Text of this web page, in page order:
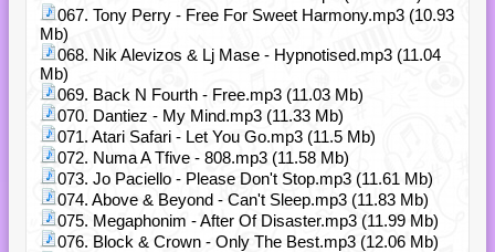
067. Tony Perry - Free For Sweet Harmony.mp3 (10.93
Mb)
068. Nik Alevizos & Lj Mase - Hypnotised.mp3 (11.04
Mb)
069. Back N Fourth - Free.mp3 (11.03 Mb)
070. Dantiez - My Mind.mp3 (11.33 Mb)
071. Atari Safari - Let You Go.mp3 (11.5 Mb)
072. Numa A Tfive - 808.mp3 (11.58 Mb)
073. Jo Paciello - Please Don't Stop.mp3 (11.61 Mb)
074. Above & Beyond - Can't Sleep.mp3 (11.83 Mb)
075. Megaphonim - After Of Disaster.mp3 (11.99 Mb)
076. Block & Crown - Only The Best.mp3 (12.06 Mb)